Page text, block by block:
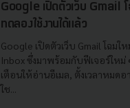
Google เปิดตัวเว็บ Gmail โ
ทดลองใช้งานได้แล้ว
Google เปิดตัวเว็บ Gmail โฉมใ
Inbox ซึ่งมาพร้อมกับฟีเจอร์ใหม่
เตือนให้อ่านอีเมล, ตั้งเวลาหมดอ
ใช...